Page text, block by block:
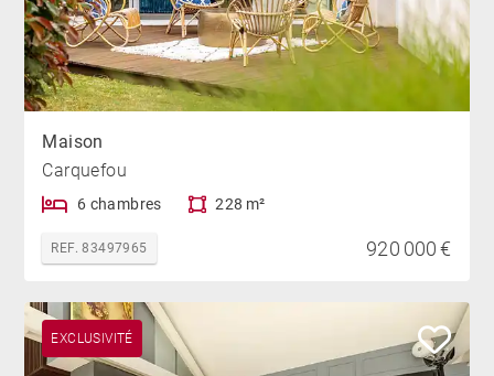
Maison
Carquefou
6 chambres 228 m²
REF. 83497965 920 000 €
EXCLUSIVITÉ